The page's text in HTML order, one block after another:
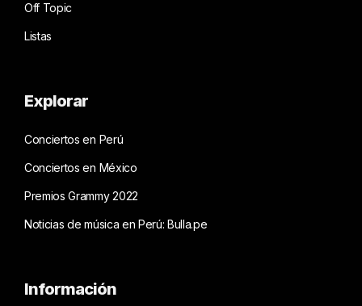
Off Topic
Listas
Explorar
Conciertos en Perú
Conciertos en México
Premios Grammy 2022
Noticias de música en Perú: Bulla.pe
Información